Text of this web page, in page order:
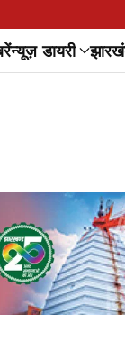
न्यूज़ डायरी